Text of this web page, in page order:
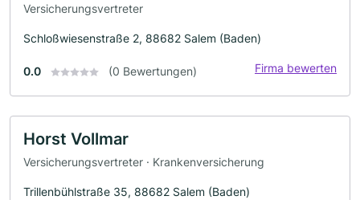
Versicherungsvertreter
Schloßwiesenstraße 2, 88682 Salem (Baden)
0.0 (0 Bewertungen) Firma bewerten
Horst Vollmar
Versicherungsvertreter · Krankenversicherung
Trillenbühlstraße 35, 88682 Salem (Baden)